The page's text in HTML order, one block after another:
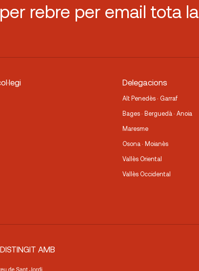
rebre per email tota la
Delegacions
Alt Penedès · Garraf
Bages · Berguedà · Anoia
Maresme
Osona · Moianès
Vallès Oriental
Vallès Occidental
AMB